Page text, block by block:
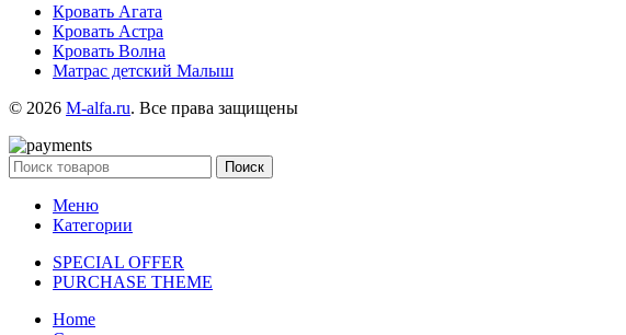
Кровать Агата
Кровать Астра
Кровать Волна
Матрас детский Малыш
© 2026 M-alfa.ru. Все права защищены
Поиск
Меню
Категории
SPECIAL OFFER
PURCHASE THEME
Home